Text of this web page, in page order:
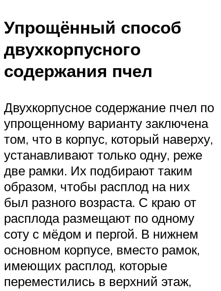
Упрощённый способ
двухкорпусного
содержания пчел
Двухкорпусное содержание пчел по
упрощенному варианту заключена
том, что в корпус, который наверху,
устанавливают только одну, реже
две рамки. Их подбирают таким
образом, чтобы расплод на них
был разного возраста. С краю от
расплода размещают по одному
соту с мёдом и пергой. В нижнем
основном корпусе, вместо рамок,
имеющих расплод, которые
переместились в верхний этаж,